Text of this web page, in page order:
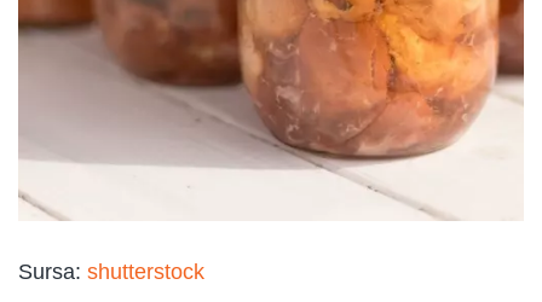
Sursa: shutterstock